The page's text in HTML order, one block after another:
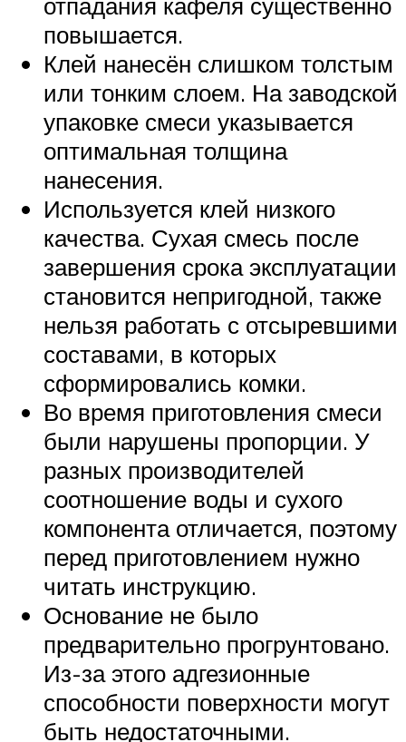
повышается.
Клей нанесён слишком толстым
или тонким слоем. На заводской
упаковке смеси указывается
оптимальная толщина
нанесения.
Используется клей низкого
качества. Сухая смесь после
завершения срока эксплуатации
становится непригодной, также
нельзя работать с отсыревшими
составами, в которых
сформировались комки.
Во время приготовления смеси
были нарушены пропорции. У
разных производителей
соотношение воды и сухого
компонента отличается, поэтому
перед приготовлением нужно
читать инструкцию.
Основание не было
предварительно прогрунтовано.
Из-за этого адгезионные
способности поверхности могут
быть недостаточными.